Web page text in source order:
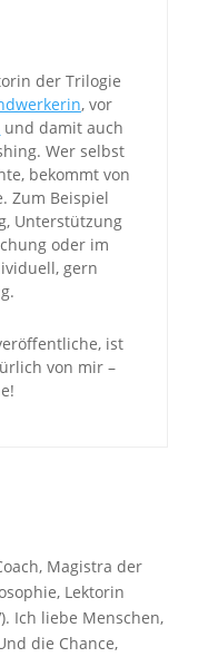
der Trilogie
, vor
und damit auch
Wer selbst
bekommt von
Zum Beispiel
Unterstützung
oder im
gern
ist
von mir –
Magistra der
Lektorin
Ich liebe Menschen,
die Chance,